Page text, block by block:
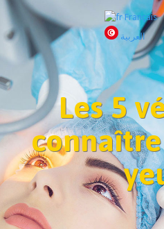
Français
العربية
Les 5